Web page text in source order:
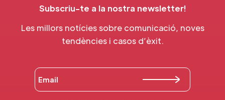
Subscriu-te a la nostra newsletter!
Les millors notícies sobre comunicació, noves
tendències i casos d’èxit.